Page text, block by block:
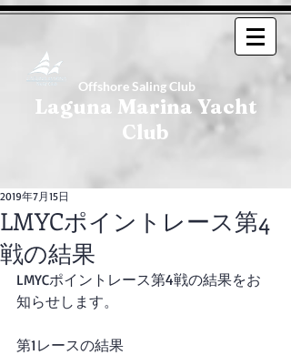
Offshore Saling Club
Laguna Marina Yacht
Club
LMYCポイントレース第4
戦の結果
2019年7月15日
LMYCポイントレース第4戦の結果をお
知らせします。
第1レースの結果